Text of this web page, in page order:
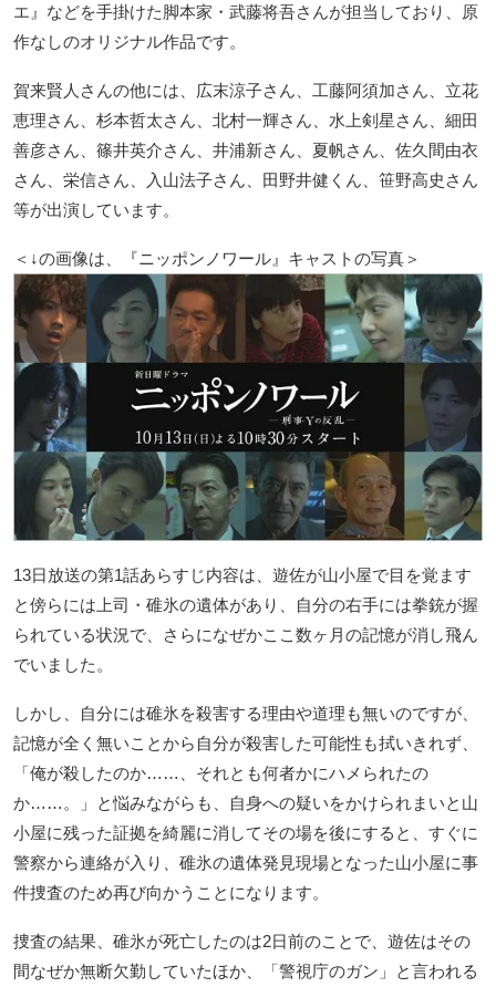
エ』などを手掛けた脚本家・武藤将吾さんが担当しており、原
作なしのオリジナル作品です。
賀来賢人さんの他には、広末涼子さん、工藤阿須加さん、立花
恵理さん、杉本哲太さん、北村一輝さん、水上剣星さん、細田
善彦さん、篠井英介さん、井浦新さん、夏帆さん、佐久間由衣
さん、栄信さん、入山法子さん、田野井健くん、笹野高史さん
等が出演しています。
＜↓の画像は、『ニッポンノワール』キャストの写真＞
13日放送の第1話あらすじ内容は、遊佐が山小屋で目を覚ます
と傍らには上司・碓氷の遺体があり、自分の右手には拳銃が握
られている状況で、さらになぜかここ数ヶ月の記憶が消し飛ん
でいました。
しかし、自分には碓氷を殺害する理由や道理も無いのですが、
記憶が全く無いことから自分が殺害した可能性も拭いきれず、
「俺が殺したのか……、それとも何者かにハメられたの
か……。」と悩みながらも、自身への疑いをかけられまいと山
小屋に残った証拠を綺麗に消してその場を後にすると、すぐに
警察から連絡が入り、碓氷の遺体発見現場となった山小屋に事
件捜査のため再び向かうことになります。
捜査の結果、碓氷が死亡したのは2日前のことで、遊佐はその
間なぜか無断欠勤していたほか、「警視庁のガン」と言われる